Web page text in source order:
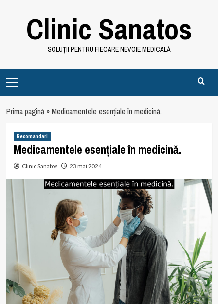
Clinic Sanatos
SOLUȚII PENTRU FIECARE NEVOIE MEDICALĂ
Menu
Prima pagină»Medicamentele esențiale în medicină.
Recomandari
Medicamentele esențiale în medicină.
Clinic Sanatos 23 mai 2024